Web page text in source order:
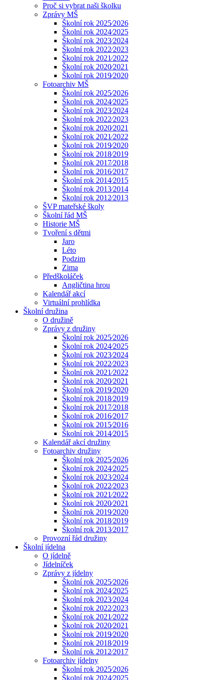
Proč si vybrat naši školku
Zprávy MŠ
Školní rok 2025⁄2026
Školní rok 2024⁄2025
Školní rok 2023⁄2024
Školní rok 2022⁄2023
Školní rok 2021⁄2022
Školní rok 2020⁄2021
Školní rok 2019⁄2020
Fotoarchiv MŠ
Školní rok 2025⁄2026
Školní rok 2024⁄2025
Školní rok 2023⁄2024
Školní rok 2022⁄2023
Školní rok 2020⁄2021
Školní rok 2021⁄2022
Školní rok 2019⁄2020
Školní rok 2018⁄2019
Školní rok 2017⁄2018
Školní rok 2016⁄2017
Školní rok 2014⁄2015
Školní rok 2013⁄2014
Školní rok 2012⁄2013
ŠVP mateřské školy
Školní řád MŠ
Historie MŠ
Tvoření s dětmi
Jaro
Léto
Podzim
Zima
Předškoláček
Angličtina hrou
Kalendář akcí
Virtuální prohlídka
Školní družina
O družině
Zprávy z družiny
Školní rok 2025⁄2026
Školní rok 2024⁄2025
Školní rok 2023⁄2024
Školní rok 2022⁄2023
Školní rok 2021⁄2022
Školní rok 2020⁄2021
Školní rok 2019⁄2020
Školní rok 2018⁄2019
Školní rok 2017⁄2018
Školní rok 2016⁄2017
Školní rok 2015⁄2016
Školní rok 2014⁄2015
Kalendář akcí družiny
Fotoarchiv družiny
Školní rok 2025⁄2026
Školní rok 2024⁄2025
Školní rok 2023⁄2024
Školní rok 2022⁄2023
Školní rok 2021⁄2022
Školní rok 2020⁄2021
Školní rok 2019⁄2020
Školní rok 2018⁄2019
Školní rok 2013⁄2017
Provozní řád družiny
Školní jídelna
O jídelně
Jídelníček
Zprávy z jídelny
Školní rok 2025⁄2026
Školní rok 2024⁄2025
Školní rok 2023⁄2024
Školní rok 2022⁄2023
Školní rok 2021⁄2022
Školní rok 2020⁄2021
Školní rok 2019⁄2020
Školní rok 2018⁄2019
Školní rok 2012⁄2017
Fotoarchiv jídelny
Školní rok 2025⁄2026
Školní rok 2024⁄2025